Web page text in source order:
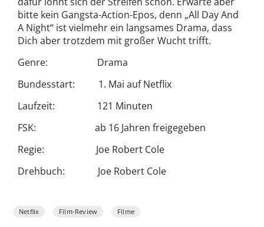
bitte kein Gangsta-Action-Epos, denn „All Day And
A Night“ ist vielmehr ein langsames Drama, dass
Dich aber trotzdem mit großer Wucht trifft.
Genre: Drama
Bundesstart: 1. Mai auf Netflix
Laufzeit: 121 Minuten
FSK: ab 16 Jahren freigegeben
Regie: Joe Robert Cole
Drehbuch: Joe Robert Cole
Netflix Film-Review Filme